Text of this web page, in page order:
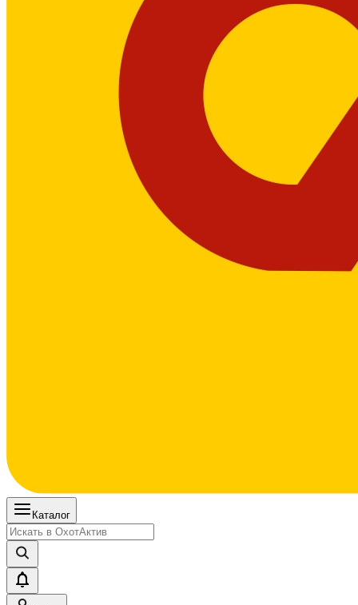
Каталог